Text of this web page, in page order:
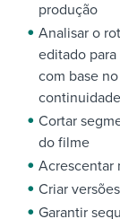
produção
Analisar o
editado
com base
continuidade
Cortar
do filme
Acrescentar
Criar
Garantir